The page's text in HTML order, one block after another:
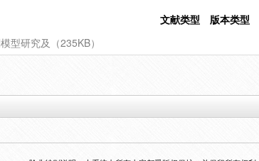
文献类型 版本类型
型研究及（235KB）